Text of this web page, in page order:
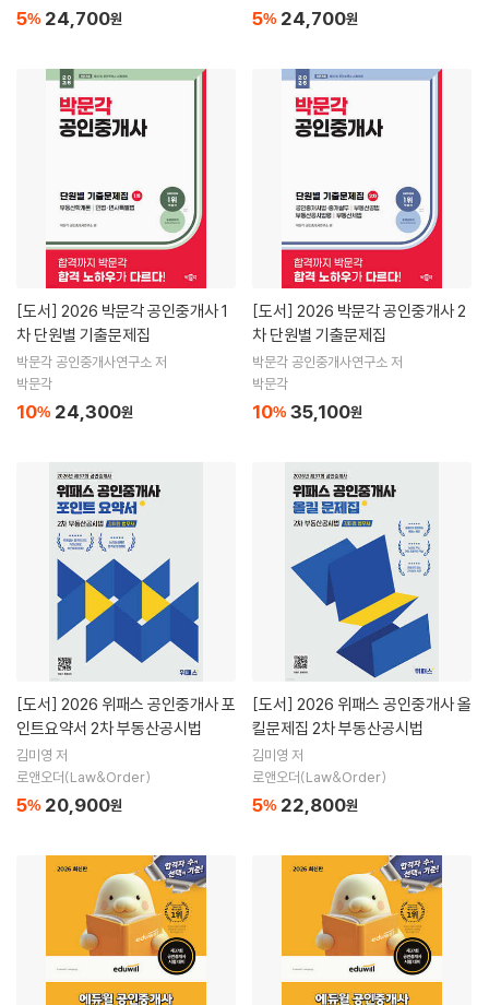
5% 24,700원 5% 24,700원
[도서]
차 단원별 기출문제집
박문각 공인중개사연구소 저
박문각
10% 24,300원
[도서]
차 단원별 기출문제집
박문각 공인중개사연구소 저
박문각
10% 35,100원
[도서]
인트요약서 2차 부동산공시법
김미영 저
로앤오더(Law&Order)
5% 20,900원
[도서]
킬문제집 2차 부동산공시법
김미영 저
로앤오더(Law&Order)
5% 22,800원